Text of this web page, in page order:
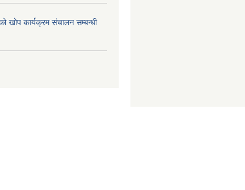
खोप कार्यक्रम संचालन सम्बन्धी